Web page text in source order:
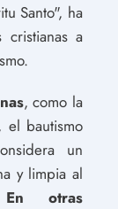
Santo", ha
cristianas a
, como la
el bautismo
un
y limpia al
En otras